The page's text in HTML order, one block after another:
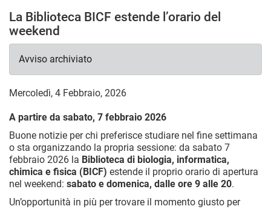
La Biblioteca BICF estende l’orario del
weekend
Avviso archiviato
Mercoledì, 4 Febbraio, 2026
A partire da sabato, 7 febbraio 2026
Buone notizie per chi preferisce studiare nel fine settimana
o sta organizzando la propria sessione: da sabato 7
febbraio 2026 la Biblioteca di biologia, informatica,
chimica e fisica (BICF) estende il proprio orario di apertura
nel weekend: sabato e domenica, dalle ore 9 alle 20.
Un’opportunità in più per trovare il momento giusto per